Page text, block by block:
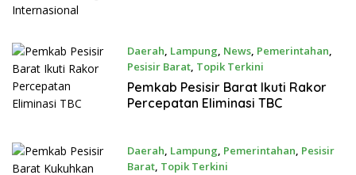
Daerah, Lampung, News, Pemerintahan,
Pesisir Barat, Topik Terkini
Maret 12, 2026
Pemkab Pesisir Barat Ikuti Rakor
Percepatan Eliminasi TBC
Daerah, Lampung, Pemerintahan, Pesisir
Barat, Topik Terkini